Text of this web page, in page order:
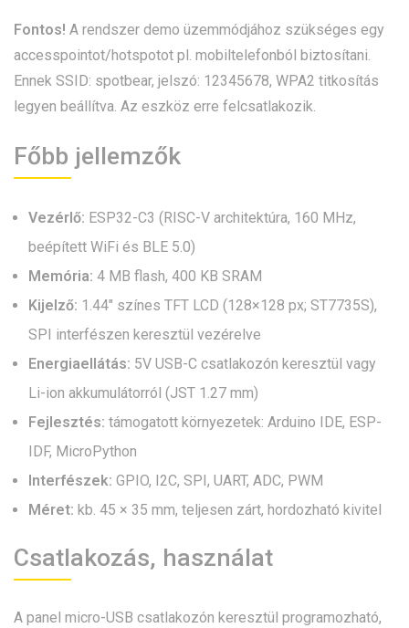
Fontos! A rendszer demo üzemmódjához szükséges egy
accesspointot/hotspotot pl. mobiltelefonból biztosítani.
Ennek SSID: spotbear, jelszó: 12345678, WPA2 titkosítás
legyen beállítva. Az eszköz erre felcsatlakozik.
Főbb jellemzők
Vezérlő: ESP32-C3 (RISC-V architektúra, 160 MHz,
beépített WiFi és BLE 5.0)
Memória: 4 MB flash, 400 KB SRAM
Kijelző: 1.44″ színes TFT LCD (128×128 px; ST7735S),
SPI interfészen keresztül vezérelve
Energiaellátás: 5V USB-C csatlakozón keresztül vagy
Li-ion akkumulátorról (JST 1.27 mm)
Fejlesztés: támogatott környezetek: Arduino IDE, ESP-
IDF, MicroPython
Interfészek: GPIO, I2C, SPI, UART, ADC, PWM
Méret: kb. 45 × 35 mm, teljesen zárt, hordozható kivitel
Csatlakozás, használat
A panel micro-USB csatlakozón keresztül programozható,